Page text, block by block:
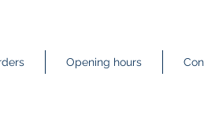
Opening hours